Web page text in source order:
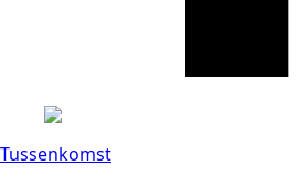
Tussenkomst